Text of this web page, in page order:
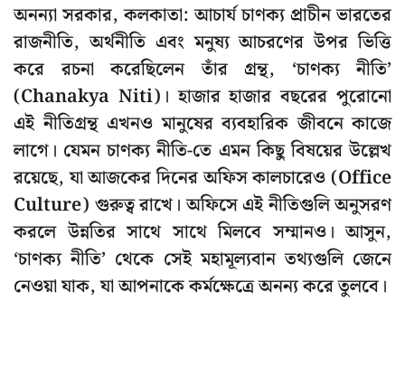
অনন্যা সরকার, কলকাতা: আচার্য চাণক্য প্রাচীন ভারতের
রাজনীতি, অর্থনীতি এবং মনুষ্য আচরণের উপর ভিত্তি
করে রচনা করেছিলেন তাঁর গ্রন্থ, ‘চাণক্য নীতি’
(Chanakya Niti)। হাজার হাজার বছরের পুরোনো
এই নীতিগ্রন্থ এখনও মানুষের ব্যবহারিক জীবনে কাজে
লাগে। যেমন চাণক্য নীতি-তে এমন কিছু বিষয়ের উল্লেখ
রয়েছে, যা আজকের দিনের অফিস কালচারেও (Office
Culture) গুরুত্ব রাখে। অফিসে এই নীতিগুলি অনুসরণ
করলে উন্নতির সাথে সাথে মিলবে সম্মানও। আসুন,
‘চাণক্য নীতি’ থেকে সেই মহামূল্যবান তথ্যগুলি জেনে
নেওয়া যাক, যা আপনাকে কর্মক্ষেত্রে অনন্য করে তুলবে।